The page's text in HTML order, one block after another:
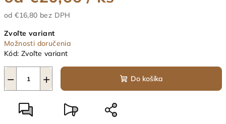
od€16,80 bez DPH
cena:
Zvoľte variant
Možnosti doručenia
Kód: Zvoľte variant
+
− Do košíka